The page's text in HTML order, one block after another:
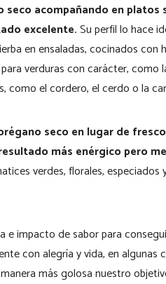
acompañando en platos
excelente.Su perfil lo hace
en ensaladas, cocinados con
verduras con carácter, como
como el cordero, el cerdo o la
seco en lugar de
más enérgico pero
verdes, florales, especiados
e impacto de sabor para
con alegría y vida, en algunas
más golosa nuestro